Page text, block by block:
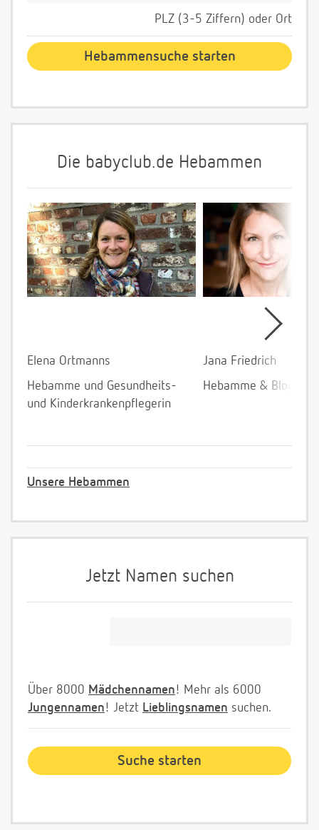
PLZ (3-5 Ziffern) oder Ort
Die babyclub.de Hebammen
Elena Ortmanns
Hebamme und Gesundheits-
und Kinderkrankenpflegerin
Jana Friedrich
Hebamme &
Unsere Hebammen
Jetzt Namen suchen
Über 8000 Mädchennamen! Mehr als 6000
Jungennamen! Jetzt Lieblingsnamen suchen.